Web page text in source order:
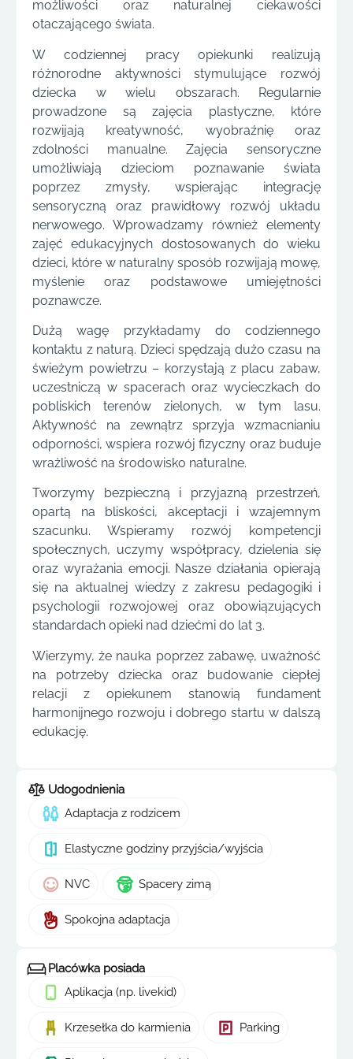
możliwości oraz naturalnej ciekawości
otaczającego świata.
W codziennej pracy opiekunki realizują
różnorodne aktywności stymulujące rozwój
dziecka w wielu obszarach. Regularnie
prowadzone są zajęcia plastyczne, które
rozwijają kreatywność, wyobraźnię oraz
zdolności manualne. Zajęcia sensoryczne
umożliwiają dzieciom poznawanie świata
poprzez zmysły, wspierając integrację
sensoryczną oraz prawidłowy rozwój układu
nerwowego. Wprowadzamy również elementy
zajęć edukacyjnych dostosowanych do wieku
dzieci, które w naturalny sposób rozwijają mowę,
myślenie oraz podstawowe umiejętności
poznawcze.
Dużą wagę przykładamy do codziennego
kontaktu z naturą. Dzieci spędzają dużo czasu na
świeżym powietrzu – korzystają z placu zabaw,
uczestniczą w spacerach oraz wycieczkach do
pobliskich terenów zielonych, w tym lasu.
Aktywność na zewnątrz sprzyja wzmacnianiu
odporności, wspiera rozwój fizyczny oraz buduje
wrażliwość na środowisko naturalne.
Tworzymy bezpieczną i przyjazną przestrzeń,
opartą na bliskości, akceptacji i wzajemnym
szacunku. Wspieramy rozwój kompetencji
społecznych, uczymy współpracy, dzielenia się
oraz wyrażania emocji. Nasze działania opierają
się na aktualnej wiedzy z zakresu pedagogiki i
psychologii rozwojowej oraz obowiązujących
standardach opieki nad dziećmi do lat 3.
Wierzymy, że nauka poprzez zabawę, uważność
na potrzeby dziecka oraz budowanie ciepłej
relacji z opiekunem stanowią fundament
harmonijnego rozwoju i dobrego startu w dalszą
edukację.
Udogodnienia
Adaptacja z rodzicem
Elastyczne godziny przyjścia/wyjścia
NVC Spacery zimą
Spokojna adaptacja
Placówka posiada
Aplikacja (np. livekid)
Krzesełka do karmienia Parking